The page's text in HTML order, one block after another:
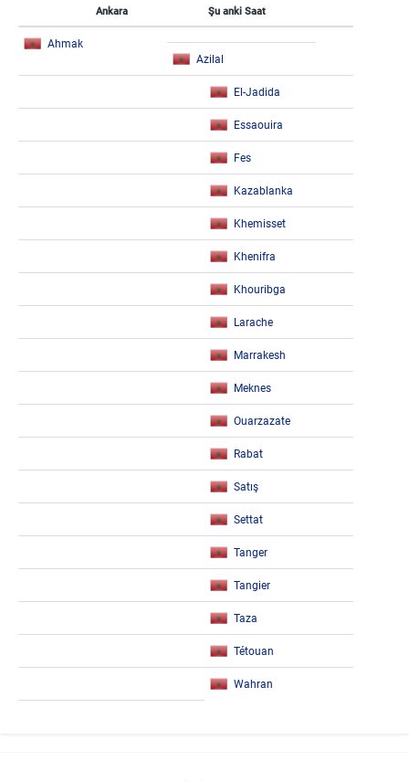
Ankara Şu anki Saat
Ahmak
Azilal
El-Jadida
Essaouira
Fes
Kazablanka
Khemisset
Khenifra
Khouribga
Larache
Marrakesh
Meknes
Ouarzazate
Rabat
Satış
Settat
Tanger
Tangier
Taza
Tétouan
Wahran